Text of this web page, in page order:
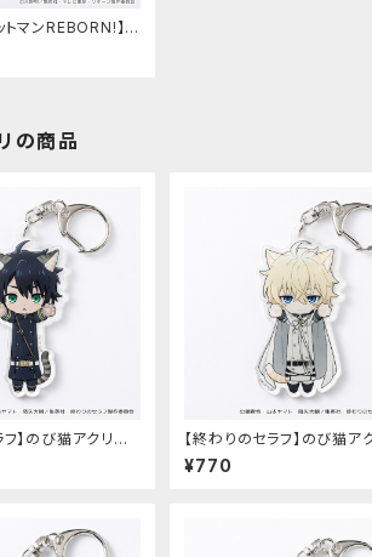
トマンREBORN!】の
ーホルダー第2弾
の商品
フ】のび猫アクリル
夜優一郎）
【終わりのセラフ】のび猫ア
キーホルダー（百夜ミカエラ
¥770